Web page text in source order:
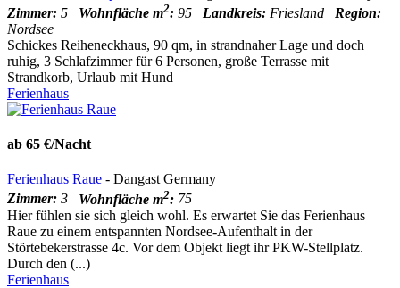
Zimmer: 5 Wohnfläche m2: 95 Landkreis: Friesland Region:
Nordsee
Schickes Reiheneckhaus, 90 qm, in strandnaher Lage und doch
ruhig, 3 Schlafzimmer für 6 Personen, große Terrasse mit
Strandkorb, Urlaub mit Hund
Ferienhaus
ab 65 €/Nacht
Ferienhaus Raue - Dangast Germany
Zimmer: 3 Wohnfläche m2: 75
Hier fühlen sie sich gleich wohl. Es erwartet Sie das Ferienhaus
Raue zu einem entspannten Nordsee-Aufenthalt in der
Störtebekerstrasse 4c. Vor dem Objekt liegt ihr PKW-Stellplatz.
Durch den (...)
Ferienhaus